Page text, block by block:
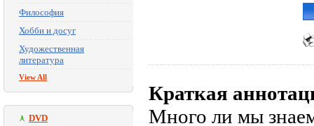
Философия
Хобби и досуг
Художественная
литература
View All
DVD
Краткая
Много ли мы